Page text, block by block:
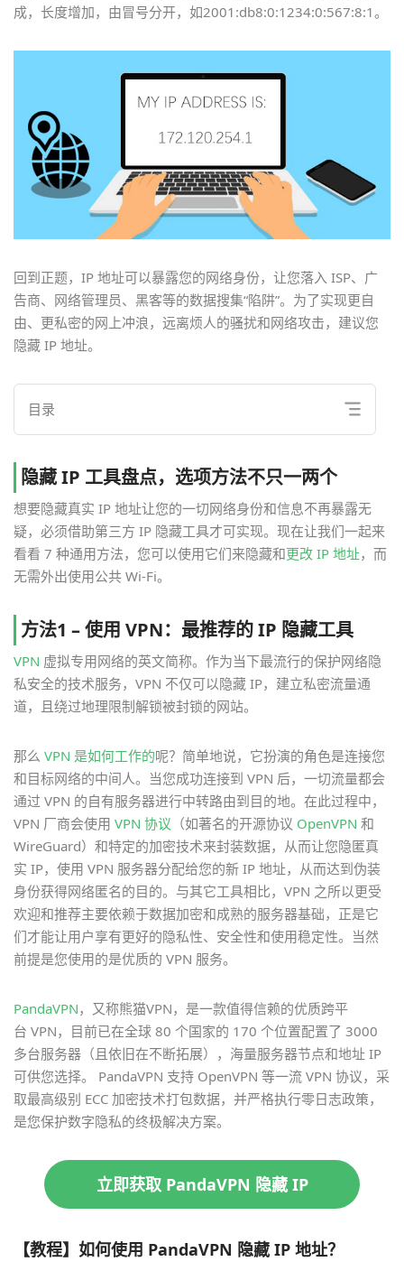
成，长度增加，由冒号分开，如2001:db8:0:1234:0:567:8:1。
回到正题，IP 地址可以暴露您的网络身份，让您落入 ISP、广
告商、网络管理员、黑客等的数据搜集“陷阱”。为了实现更自
由、更私密的网上冲浪，远离烦人的骚扰和网络攻击，建议您
隐藏 IP 地址。
目录
隐藏 IP 工具盘点，选项方法不只一两个
想要隐藏真实 IP 地址让您的一切网络身份和信息不再暴露无
疑，必须借助第三方 IP 隐藏工具才可实现。现在让我们一起来
看看 7 种通用方法，您可以使用它们来隐藏和更改 IP 地址，而
无需外出使用公共 Wi-Fi。
方法1 – 使用 VPN：最推荐的 IP 隐藏工具
VPN 虚拟专用网络的英文简称。作为当下最流行的保护网络隐
私安全的技术服务，VPN 不仅可以隐藏 IP，建立私密流量通
道，且绕过地理限制解锁被封锁的网站。
那么 VPN 是如何工作的呢？简单地说，它扮演的角色是连接您
和目标网络的中间人。当您成功连接到 VPN 后，一切流量都会
通过 VPN 的自有服务器进行中转路由到目的地。在此过程中，
VPN 厂商会使用 VPN 协议 （如著名的开源协议 OpenVPN 和
WireGuard）和特定的加密技术来封装数据，从而让您隐匿真
实 IP，使用 VPN 服务器分配给您的新 IP 地址，从而达到伪装
身份获得网络匿名的目的。与其它工具相比，VPN 之所以更受
欢迎和推荐主要依赖于数据加密和成熟的服务器基础，正是它
们才能让用户享有更好的隐私性、安全性和使用稳定性。当然
前提是您使用的是优质的 VPN 服务。
PandaVPN，又称熊猫VPN，是一款值得信赖的优质跨平
台 VPN，目前已在全球 80 个国家的 170 个位置配置了 3000
多台服务器（且依旧在不断拓展），海量服务器节点和地址 IP
可供您选择。 PandaVPN 支持 OpenVPN 等一流 VPN 协议，采
取最高级别 ECC 加密技术打包数据，并严格执行零日志政策，
是您保护数字隐私的终极解决方案。
立即获取 PandaVPN 隐藏 IP
【教程】如何使用 PandaVPN 隐藏 IP 地址？